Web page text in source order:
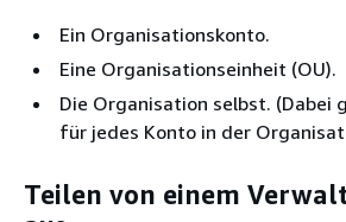
Ein Organisationskonto.
Eine Organisationseinheit (OU).
Die Organisation selbst. (Dabei
für jedes Konto in der
Teilen von einem